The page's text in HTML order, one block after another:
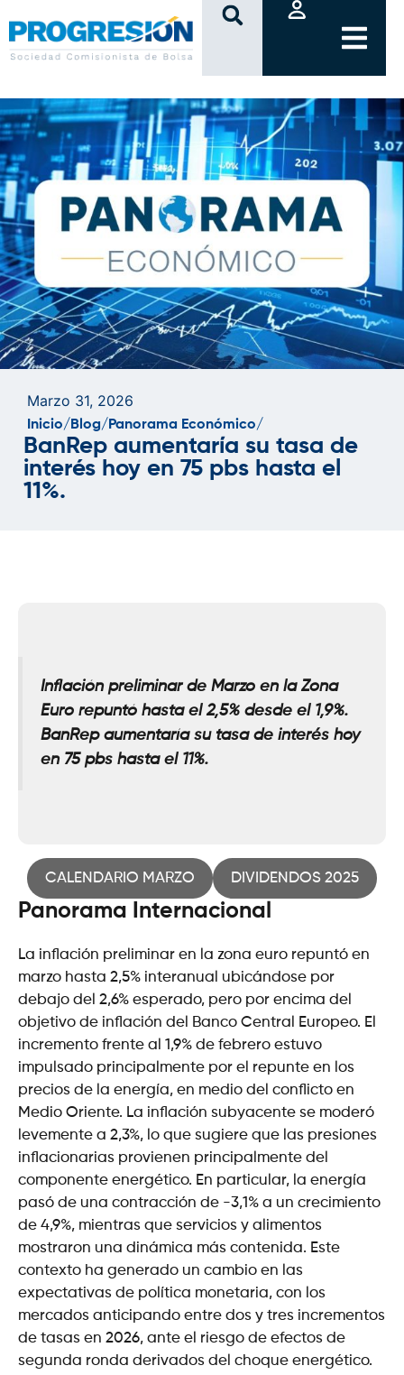
clic
Marzo 31, 2026
Inicio/ Blog/ Panorama Económico/
BanRep aumentaría su tasa de
interés hoy en 75 pbs hasta el
11%.
Inflación preliminar de Marzo en la Zona
Euro repuntó hasta el 2,5% desde el 1,9%.
BanRep aumentaría su tasa de interés hoy
en 75 pbs hasta el 11%.
CALENDARIO MARZO DIVIDENDOS 2025
Panorama Internacional
La inflación preliminar en la zona euro repuntó en
marzo hasta 2,5% interanual ubicándose por
debajo del 2,6% esperado, pero por encima del
objetivo de inflación del Banco Central Europeo. El
incremento frente al 1,9% de febrero estuvo
impulsado principalmente por el repunte en los
precios de la energía, en medio del conflicto en
Medio Oriente. La inflación subyacente se moderó
levemente a 2,3%, lo que sugiere que las presiones
inflacionarias provienen principalmente del
componente energético. En particular, la energía
pasó de una contracción de -3,1% a un crecimiento
de 4,9%, mientras que servicios y alimentos
mostraron una dinámica más contenida. Este
contexto ha generado un cambio en las
expectativas de política monetaria, con los
mercados anticipando entre dos y tres incrementos
de tasas en 2026, ante el riesgo de efectos de
segunda ronda derivados del choque energético.